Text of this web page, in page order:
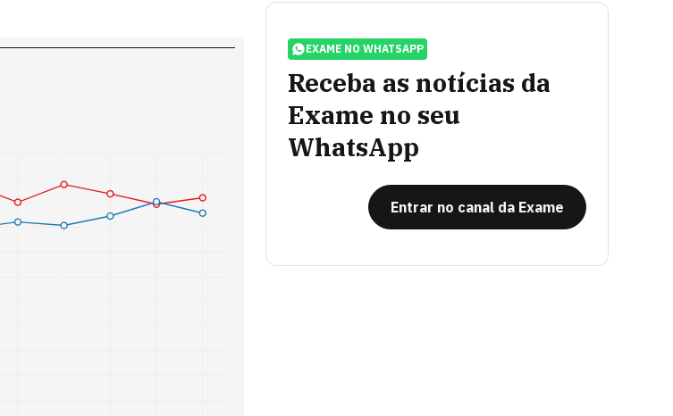
EXAME NO WHATSAPP
Receba as notícias da
Exame no seu
WhatsApp
Entrar no canal da Exame